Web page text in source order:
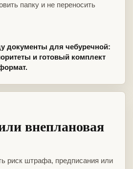
папку и не переносить
документы для чебуречной:
и готовый комплект
внеплановая
риск штрафа, предписания или